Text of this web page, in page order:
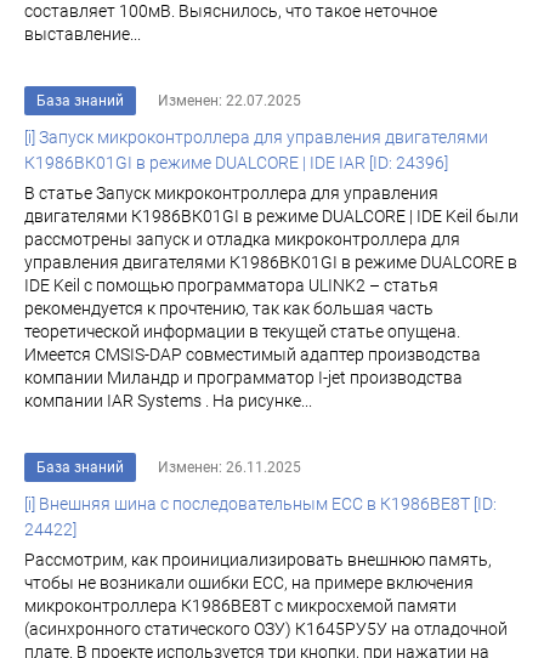
составляет 100мВ. Выяснилось, что такое неточное
выставление...
База знаний Изменен: 22.07.2025
[i] Запуск микроконтроллера для управления двигателями
К1986ВК01GI в режиме DUALCORE | IDE IAR [ID: 24396]
В статье Запуск микроконтроллера для управления
двигателями К1986ВК01GI в режиме DUALCORE | IDE Keil были
рассмотрены запуск и отладка микроконтроллера для
управления двигателями К1986ВК01GI в режиме DUALCORE в
IDE Keil с помощью программатора ULINK2 – статья
рекомендуется к прочтению, так как большая часть
теоретической информации в текущей статье опущена.
Имеется CMSIS-DAP совместимый адаптер производства
компании Миландр и программатор I-jet производства
компании IAR Systems . На рисунке...
База знаний Изменен: 26.11.2025
[i] Внешняя шина с последовательным ECC в К1986ВЕ8Т [ID:
24422]
Рассмотрим, как проинициализировать внешнюю память,
чтобы не возникали ошибки ECC, на примере включения
микроконтроллера К1986ВЕ8Т с микросхемой памяти
(асинхронного статического ОЗУ) К1645РУ5У на отладочной
плате. В проекте используется три кнопки, при нажатии на